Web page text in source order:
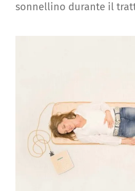
sonnellino durante il